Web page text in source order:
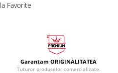
Favorite
Garantam ORIGINALITATEA
Tuturor produselor comercializate.